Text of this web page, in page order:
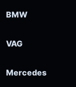
BMW
VAG
Mercedes